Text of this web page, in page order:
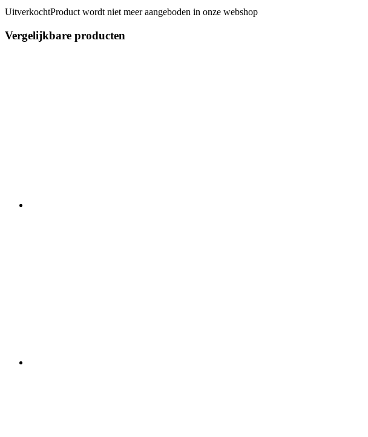
UitverkochtProduct wordt niet meer aangeboden in onze webshop
Vergelijkbare producten